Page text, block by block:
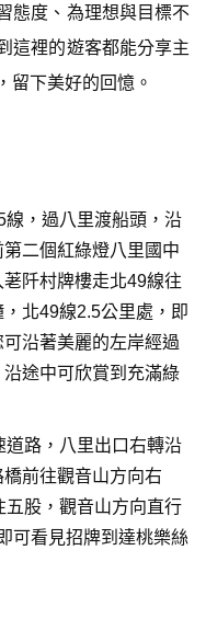
態度、為理想與目標不
這裡的遊客都能分享主
留下美好的回憶。
，過八里渡船頭，沿
二個紅綠燈八里國中
阡村牌樓走北49線往
北49線2.5公里處，即
沿著美麗的左岸經過
途中可欣賞到充滿綠
路，八里出口右轉沿
前往觀音山方向右
股，觀音山方向直行
可看見招牌到達桃樂絲